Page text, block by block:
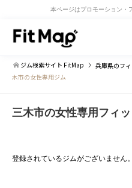
本ページはプロモーション・
ジム検索サイト FitMap 兵庫県のフ
木市の女性専用ジム
三木市の女性専用フィ
登録されているジムがございません